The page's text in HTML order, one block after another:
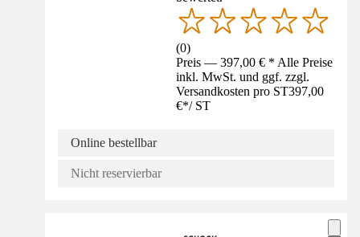
(0)
Preis — 397,00 € * Alle Preise
inkl. MwSt. und ggf. zzgl.
Versandkosten pro ST397,00
€*/ ST
Online bestellbar
Nicht reservierbar